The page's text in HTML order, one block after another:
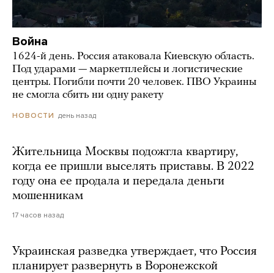
Война
1624-й день. Россия атаковала Киевскую область.
Под ударами — маркетплейсы и логистические
центры. Погибли почти 20 человек. ПВО Украины
не смогла сбить ни одну ракету
НОВОСТИ день назад
Жительница Москвы подожгла квартиру,
когда ее пришли выселять приставы. В 2022
году она ее продала и передала деньги
мошенникам
17 часов назад
Украинская разведка утверждает, что Россия
планирует развернуть в Воронежской